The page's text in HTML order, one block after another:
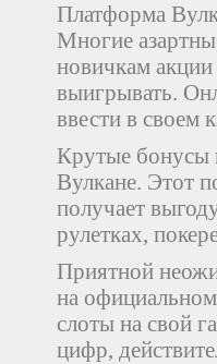
Платформа
Многие
новичкам акции
выигрывать.
ввести в своем
Крутые бонусы
Вулкане. Этот
получает
рулетках,
Приятной
на
слоты на свой
цифр,